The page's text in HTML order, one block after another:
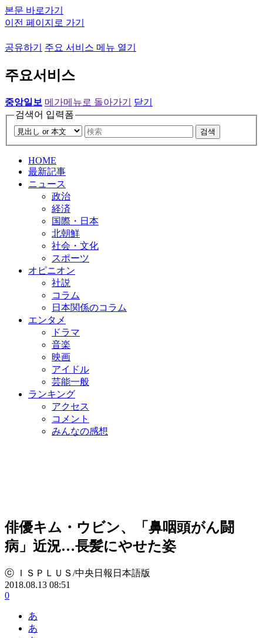
본문 바로가기
이전 페이지로 가기
공유하기 주요 서비스 메뉴 열기
주요서비스
중앙일보 메가메뉴로 돌아가기
닫기
검색어 입력폼
검색
HOME
最新記事
ニュース
政治
経済
国際・日本
北朝鮮
社会・文化
スポーツ
オピニオン
社説
コラム
日本関係のコラム
エンタメ
ドラマ
音楽
映画
アイドル
芸能一般
ランキング
アクセス
コメント
みんなの感想
俳優キム・ウビン、「鼻咽頭がん闘
病」近況…長髪にやせた姿
ⓒ ＩＳＰＬＵＳ/中央日報日本語版
2018.08.13 08:51
0
あ
あ